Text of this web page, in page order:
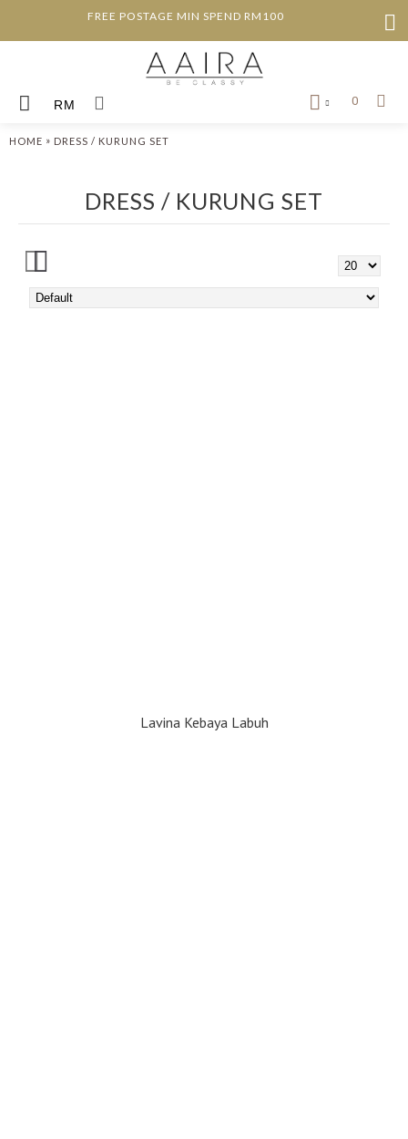
FREE POSTAGE MIN SPEND RM100
RM 0
HOME » DRESS / KURUNG SET
DRESS / KURUNG SET
Lavina Kebaya Labuh